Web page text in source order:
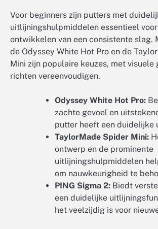
Voor beginners zijn putters met
uitlijningshulpmiddelen essentieel
ontwikkelen van een consistente slag.
de Odyssey White Hot Pro en de
Mini zijn populaire keuzes, met visuele
richten vereenvoudigen.
Odyssey White Hot Pro:
zachte gevoel en
putter heeft een duidelijke
TaylorMade Spider Mini:
ontwerp en de prominente
uitlijningshulpmiddelen
om nauwkeurigheid te
PING Sigma 2: Biedt
een duidelijke
het veelzijdig is voor